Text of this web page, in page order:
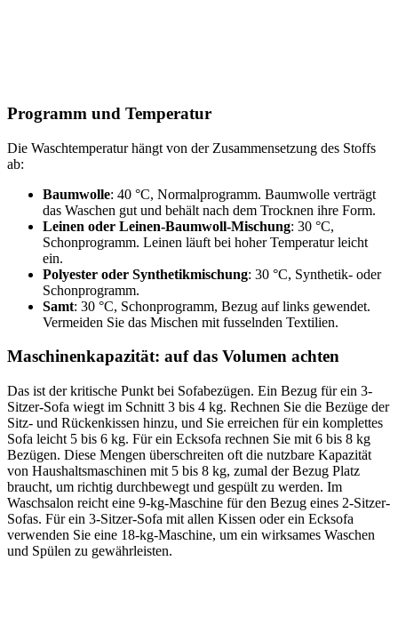
Programm und Temperatur
Die Waschtemperatur hängt von der Zusammensetzung des Stoffs
ab:
Baumwolle: 40 °C, Normalprogramm. Baumwolle verträgt
das Waschen gut und behält nach dem Trocknen ihre Form.
Leinen oder Leinen-Baumwoll-Mischung: 30 °C,
Schonprogramm. Leinen läuft bei hoher Temperatur leicht
ein.
Polyester oder Synthetikmischung: 30 °C, Synthetik- oder
Schonprogramm.
Samt: 30 °C, Schonprogramm, Bezug auf links gewendet.
Vermeiden Sie das Mischen mit fusselnden Textilien.
Maschinenkapazität: auf das Volumen achten
Das ist der kritische Punkt bei Sofabezügen. Ein Bezug für ein 3-
Sitzer-Sofa wiegt im Schnitt 3 bis 4 kg. Rechnen Sie die Bezüge der
Sitz- und Rückenkissen hinzu, und Sie erreichen für ein komplettes
Sofa leicht 5 bis 6 kg. Für ein Ecksofa rechnen Sie mit 6 bis 8 kg
Bezügen. Diese Mengen überschreiten oft die nutzbare Kapazität
von Haushaltsmaschinen mit 5 bis 8 kg, zumal der Bezug Platz
braucht, um richtig durchbewegt und gespült zu werden. Im
Waschsalon reicht eine 9-kg-Maschine für den Bezug eines 2-Sitzer-
Sofas. Für ein 3-Sitzer-Sofa mit allen Kissen oder ein Ecksofa
verwenden Sie eine 18-kg-Maschine, um ein wirksames Waschen
und Spülen zu gewährleisten.